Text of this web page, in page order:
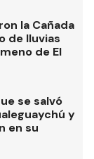
la Cañada
de lluvias
de El
se salvó
y
en su